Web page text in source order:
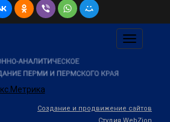
по
Создание и продвижение сайтов